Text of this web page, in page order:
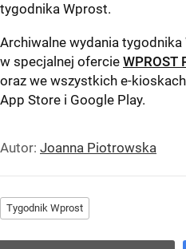
tygodnika Wprost.
Archiwalne wydania
w specjalnej ofercie WPROST
oraz we wszystkich e-
App Store i Google Play.
Autor: Joanna Piotrowska
Tygodnik Wprost